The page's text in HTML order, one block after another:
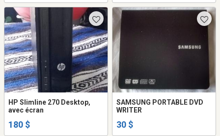
HP Slimline 270 Desktop,
avec écran
180 $
SAMSUNG PORTABLE DVD
WRITER
30 $